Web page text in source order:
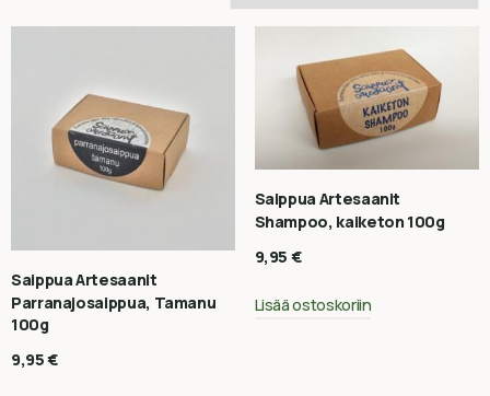
Saippua Artesaanit
Parranajosaippua, Tamanu
100g
9,95€
Saippua Artesaanit
Shampoo, kaiketon 100g
9,95 €
Lisää ostoskoriin